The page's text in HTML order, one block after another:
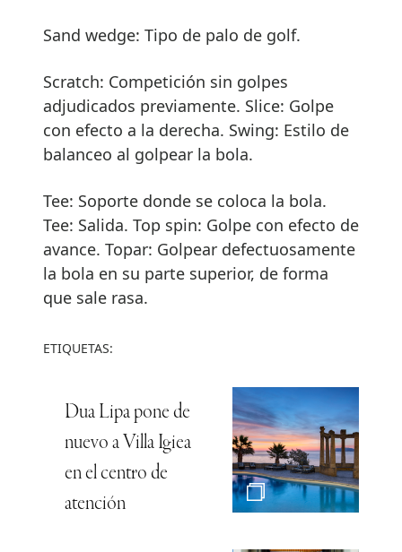
Sand wedge: Tipo de palo de golf.
Scratch: Competición sin golpes
adjudicados previamente. Slice: Golpe
con efecto a la derecha. Swing: Estilo de
balanceo al golpear la bola.
Tee: Soporte donde se coloca la bola.
Tee: Salida. Top spin: Golpe con efecto de
avance. Topar: Golpear defectuosamente
la bola en su parte superior, de forma
que sale rasa.
ETIQUETAS:
Dua Lipa pone de
nuevo a Villa Igiea
en el centro de
atención